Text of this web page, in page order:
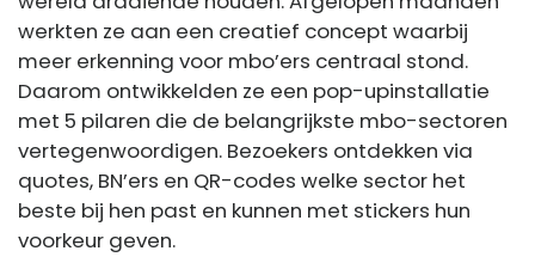
werkten ze aan een creatief concept waarbij
meer erkenning voor mbo’ers centraal stond.
Daarom ontwikkelden ze een pop-upinstallatie
met 5 pilaren die de belangrijkste mbo-sectoren
vertegenwoordigen. Bezoekers ontdekken via
quotes, BN’ers en QR-codes welke sector het
beste bij hen past en kunnen met stickers hun
voorkeur geven.